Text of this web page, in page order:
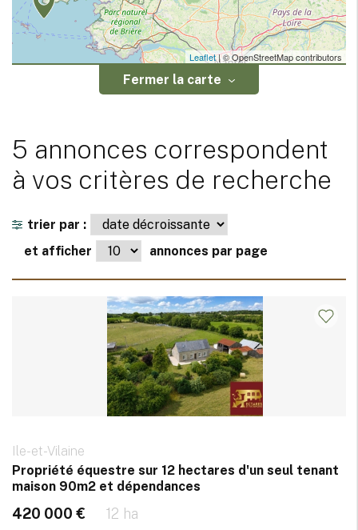
Leaflet| © OpenStreetMap contributors
Fermer la carte
5 annonces correspondent
à vos critères de recherche
trier par :
et afficher
annonces par page
Ile-et-Vilaine
Propriété équestre sur 12 hectares d'un seul tenant
maison 90m2 et dépendances
420 000 € 12 ha